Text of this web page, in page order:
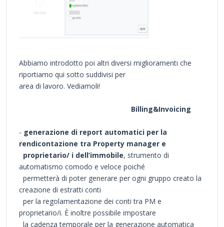
Abbiamo introdotto poi altri diversi miglioramenti che
riportiamo qui sotto suddivisi per
area di lavoro. Vediamoli!
Billing&Invoicing
- generazione di report automatici per la
rendicontazione tra Property manager e
proprietario/ i dell’immobile, strumento di
automatismo comodo e veloce poiché
permetterà di poter generare per ogni gruppo creato la
creazione di estratti conti
per la regolamentazione dei conti tra PM e
proprietario/i. È inoltre possibile impostare
la cadenza temporale per la generazione automatica